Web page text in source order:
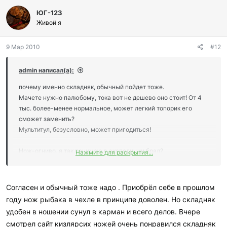
л
а
г
о
а
и
и
:
ЮГ-123
Живой я
9 Мар 2010 #12
admin написал(а):
почему именно складняк, обычный пойдет тоже.
Мачете нужно палюбому, тока вот не дешево оно стоит! От 4
тыс. более-менее нормальное, может легкий топорик его
сможет заменить?
Мультитул, безусловно, может пригодиться!
Нож-огниво, я так понимаю в экспедиции брал?
Нажмите для раскрытия...
Согласен и обычный тоже надо . Приобрёл себе в прошлом
году нож рыбака в чехле в принципе доволен. Но складняк
удобен в ношении сунул в карман и всего делов. Вчере
смотрел сайт кизлярсих ножей очень понравился складняк